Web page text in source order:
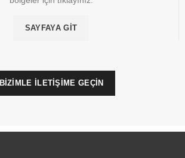
SAYFAYA GIT
BİZİMLE İLETİŞİME GEÇİN